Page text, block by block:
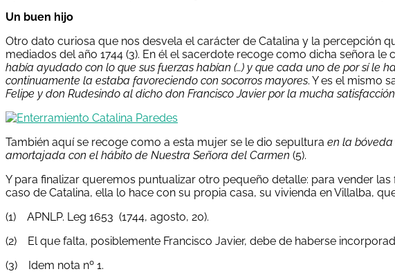
Un buen hijo
Otro dato curiosa que nos desvela el carácter de Catalina y la percepción
mediados del año 1744 (3). En él el sacerdote recoge como dicha señora le
había ayudado con lo que sus fuerzas habían (…) y que cada uno de por sí le
continuamente la estaba favoreciendo con socorros mayores. Y es el mismo
Felipe y don Rudesindo al dicho don Francisco Javier por la mucha
También aquí se recoge como a esta mujer se le dio sepultura en la bóveda
amortajada con el hábito de Nuestra Señora del Carmen (5).
Y para finalizar queremos puntualizar otro pequeño detalle: para vender
caso de Catalina, ella lo hace con su propia casa, su vivienda en Villalba,
(1) APNLP. Leg 1653 (1744, agosto, 20).
(2) El que falta, posiblemente Francisco Javier, debe de haberse
(3) Idem nota nº 1.